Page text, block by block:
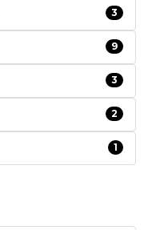
3
9
3
2
1